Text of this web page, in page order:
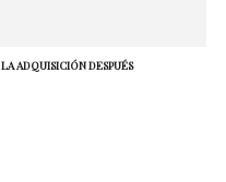
ADQUISICIÓN DESPUÉS